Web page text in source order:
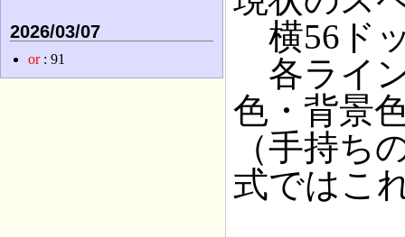
横56ド
各ライ
色・背景
（手持ち
式ではこ
2026/03/07
or: 91